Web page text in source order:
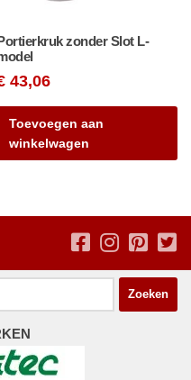
zonder Slot L-
43,06
Toevoegen aan
winkelwagen